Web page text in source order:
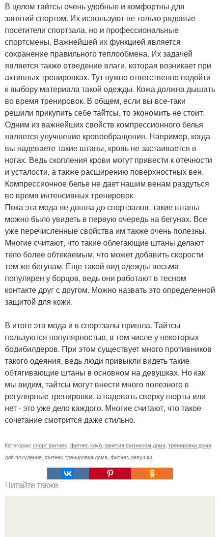
В целом тайтсы очень удобные и комфортны для
занятий спортом. Их используют не только рядовые
посетители спортзала, но и профессиональные
спортсмены. Важнейшей их функцией является
сохранение правильного теплообмена. Их задачей
является также отведение влаги, которая возникает при
активных тренировках. Тут нужно ответственно подойти
к выбору материала такой одежды. Кожа должна дышать
во время тренировок. В общем, если вы все-таки
решили прикупить себе тайтсы, то экономить не стоит.
Одним из важнейших свойств компрессионного белья
является улучшение кровообращения. Например, когда
вы надеваете такие штаны, кровь не застаивается в
ногах. Ведь скопления крови могут привести к отечности
и усталости, а также расширению поверхностных вен.
Компрессионное белье не дает нашим венам раздуться
во время интенсивных тренировок.
Пока эта мода не дошла до спортзалов, такие штаны
можно было увидеть в первую очередь на бегунах. Все
уже перечисленные свойства им также очень полезны.
Многие считают, что такие облегающие штаны делают
тело более обтекаемым, что может добавить скорости
тем же бегунам. Еще такой вид одежды весьма
популярен у борцов, ведь они работают в тесном
контакте друг с другом. Можно назвать это определенной
защитой для кожи.
В итоге эта мода и в спортзалы пришла. Тайтсы
пользуются популярностью, в том числе у некоторых
бодибилдеров. При этом существует много противников
такого одеяния, ведь люди привыкли видеть такие
обтягивающие штаны в основном на девушках. Но как
мы видим, тайтсы могут внести много полезного в
регулярные тренировки, а надевать сверху шорты или
нет - это уже дело каждого. Многие считают, что такое
сочетание смотрится даже стильно.
Категории: спорт фитнес фитнес клуб занятия фитнесом дома тренировки дома
для похудения фитнес тренировка дома фитнес девушки
Читайте также